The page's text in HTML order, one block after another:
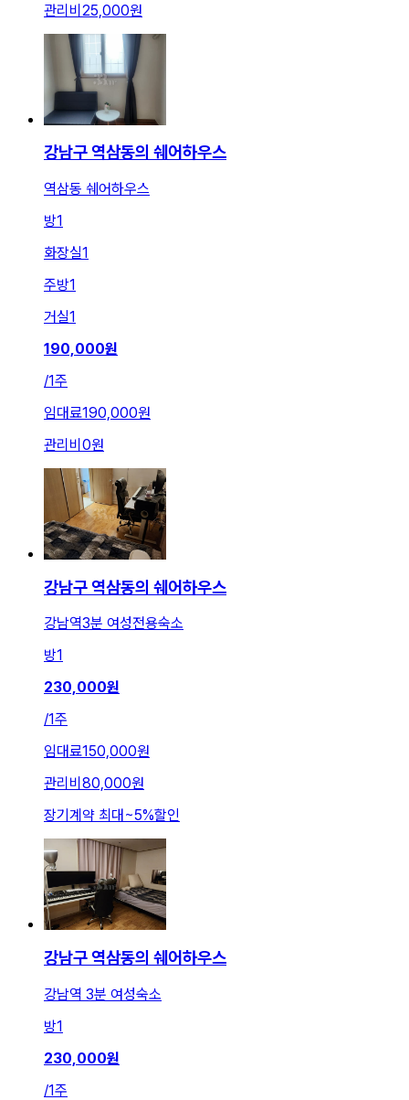
관리비 25,000원
강남구 역삼동의 쉐어하우스
역삼동 쉐어하우스
방1
화장실1
주방1
거실1
190,000원
/1주
임대료190,000원
관리비 0원
강남구 역삼동의 쉐어하우스
강남역3분 여성전용숙소
방1
230,000원
/1주
임대료150,000원
관리비 80,000원
장기계약 최대 ~5%할인
강남구 역삼동의 쉐어하우스
강남역 3분 여성숙소
방1
230,000원
/1주